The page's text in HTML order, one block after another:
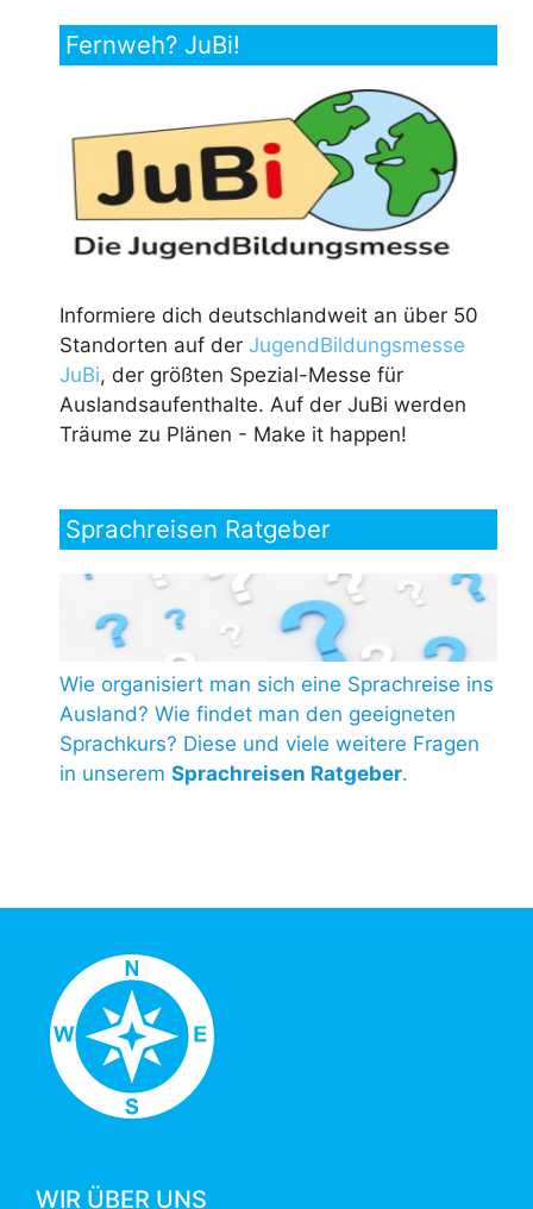
Fernweh? JuBi!
Informiere dich deutschlandweit an über 50
Standorten auf der JugendBildungsmesse
JuBi, der größten Spezial-Messe für
Auslandsaufenthalte. Auf der JuBi werden
Träume zu Plänen - Make it happen!
Sprachreisen Ratgeber
Wie organisiert man sich eine Sprachreise ins
Ausland? Wie findet man den geeigneten
Sprachkurs? Diese und viele weitere Fragen
in unserem Sprachreisen Ratgeber.
WIR ÜBER UNS